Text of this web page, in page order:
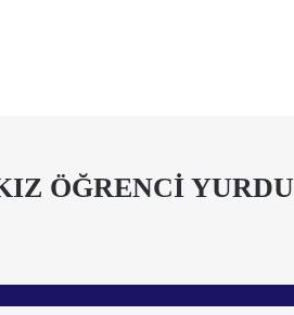
ÖĞRENCİ YURDU